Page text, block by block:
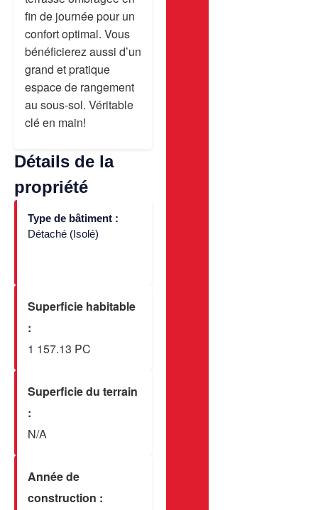
fin de journée pour un
confort optimal. Vous
bénéficierez aussi d’un
grand et pratique
espace de rangement
au sous-sol. Véritable
clé en main!
Détails de la
propriété
Type de bâtiment :
Détaché (Isolé)
Superficie habitable
:
1 157.13 PC
Superficie du terrain
:
N/A
Année de
construction :